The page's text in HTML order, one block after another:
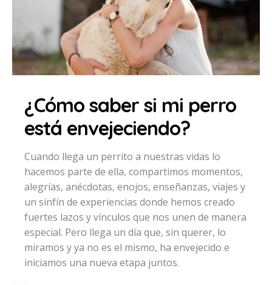
¿Cómo saber si mi perro
está envejeciendo?
Cuando llega un perrito a nuestras vidas lo
hacemos parte de ella, compartimos momentos,
alegrías, anécdotas, enojos, enseñanzas, viajes y
un sinfín de experiencias donde hemos creado
fuertes lazos y vínculos que nos unen de manera
especial. Pero llega un día que, sin querer, lo
miramos y ya no es el mismo, ha envejecido e
iniciamos una nueva etapa juntos.